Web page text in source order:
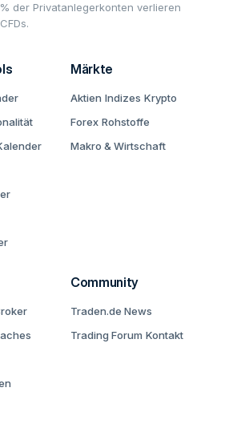
der Privatanlegerkonten verlieren
Märkte
Aktien Indizes Krypto
Forex Rohstoffe
Makro & Wirtschaft
Community
Traden.de News
Trading Forum Kontakt